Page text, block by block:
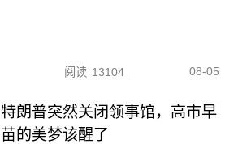
阅读 13104 08-05
特朗普突然关闭领事馆，高市早
苗的美梦该醒了